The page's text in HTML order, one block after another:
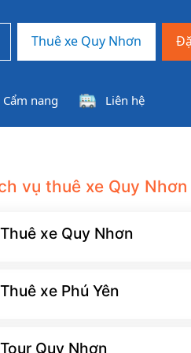
Thuê xe Quy Nhơn
Cẩm nang Liên hệ
vụ thuê xe Quy Nhơn
Thuê xe Quy Nhơn
Thuê xe Phú Yên
Tour Quy Nhơn